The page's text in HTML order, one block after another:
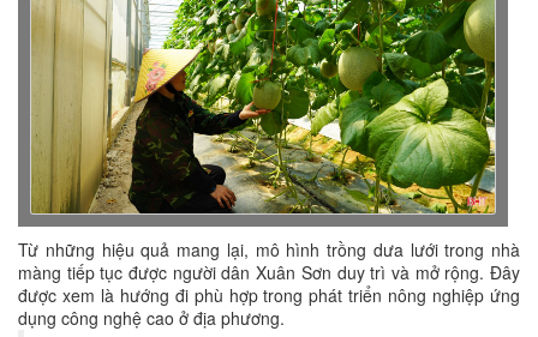
Từ những hiệu quả mang lại, mô hình trồng dưa lưới trong nhà
màng tiếp tục được người dân Xuân Sơn duy trì và mở rộng. Đây
được xem là hướng đi phù hợp trong phát triển nông nghiệp ứng
dụng công nghệ cao ở địa phương.